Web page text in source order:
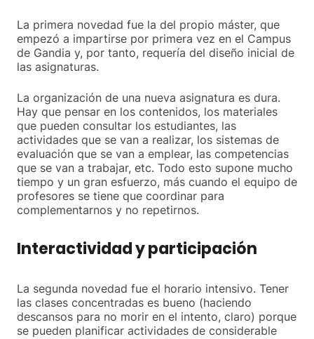
La primera novedad fue la del propio máster, que
empezó a impartirse por primera vez en el Campus
de Gandia y, por tanto, requería del diseño inicial de
las asignaturas.
La organización de una nueva asignatura es dura.
Hay que pensar en los contenidos, los materiales
que pueden consultar los estudiantes, las
actividades que se van a realizar, los sistemas de
evaluación que se van a emplear, las competencias
que se van a trabajar, etc. Todo esto supone mucho
tiempo y un gran esfuerzo, más cuando el equipo de
profesores se tiene que coordinar para
complementarnos y no repetirnos.
Interactividad y participación
La segunda novedad fue el horario intensivo. Tener
las clases concentradas es bueno (haciendo
descansos para no morir en el intento, claro) porque
se pueden planificar actividades de considerable